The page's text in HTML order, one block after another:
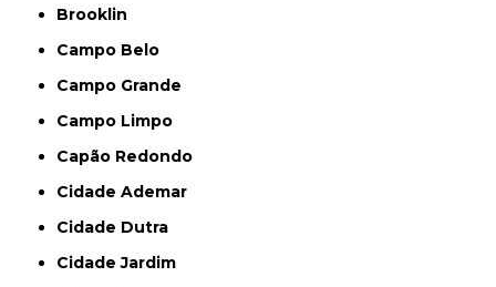
Brooklin
Campo Belo
Campo Grande
Campo Limpo
Capão Redondo
Cidade Ademar
Cidade Dutra
Cidade Jardim